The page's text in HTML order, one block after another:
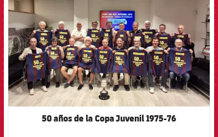
50 años de la Copa Juvenil 1975-76